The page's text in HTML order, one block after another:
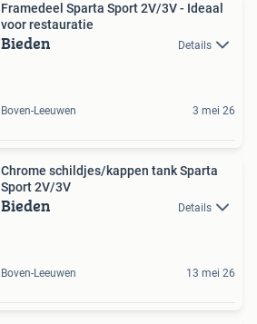
Framedeel Sparta Sport 2V/3V - Ideaal
voor restauratie
Bieden Details
Boven-Leeuwen 3 mei 26
Chrome schildjes/kappen tank Sparta
Sport 2V/3V
Bieden Details
Boven-Leeuwen 13 mei 26